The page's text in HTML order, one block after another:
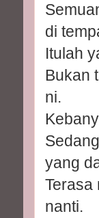
di
Itulah
Bukan
ni.
yang
Terasa
nanti.